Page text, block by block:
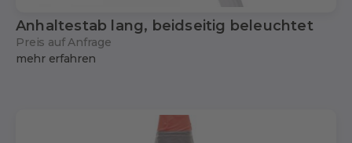
Anhaltestab lang, beidseitig beleuchtet
Preis auf Anfrage
mehr erfahren